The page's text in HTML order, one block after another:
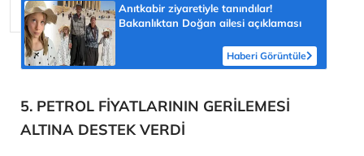
Anıtkabir ziyaretiyle tanındılar!
Bakanlıktan Doğan ailesi açıklaması
Haberi Görüntüle
5. PETROL FİYATLARININ GERİLEMESİ
ALTINA DESTEK VERDİ